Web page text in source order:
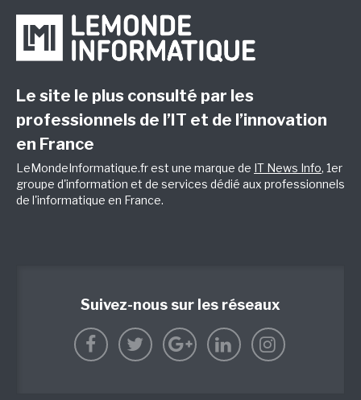
Le site le plus consulté par les
professionnels de l’IT et de l’innovation
en France
LeMondeInformatique.fr est une marque de IT News Info, 1er
groupe d'information et de services dédié aux professionnels
de l'informatique en France.
Suivez-nous sur les réseaux